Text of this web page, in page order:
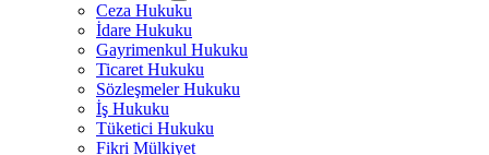
Ceza Hukuku
İdare Hukuku
Gayrimenkul Hukuku
Ticaret Hukuku
Sözleşmeler Hukuku
İş Hukuku
Tüketici Hukuku
Fikri Mülkiyet